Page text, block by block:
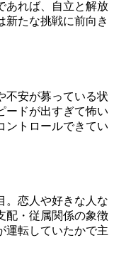
あれば、自立と解放
新たな挑戦に前向き
不安が募っている状
ードが出すぎて怖い
ントロールできてい
。恋人や好きな人な
配・従属関係の象徴
運転していたかで主